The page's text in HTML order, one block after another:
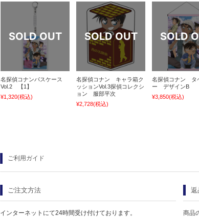
名探偵コナンパスケース
Vol.2 【1】
¥1,320(税込)
名探偵コナン キャラ箱ク
ッションVol.3探偵コレクシ
ョン 服部平次
¥2,728(税込)
名探偵コナン タ
ー デザインB
¥3,850(税込)
ご利用ガイド
ご注文方法
インターネットにて24時間受け付けております。
返
商品